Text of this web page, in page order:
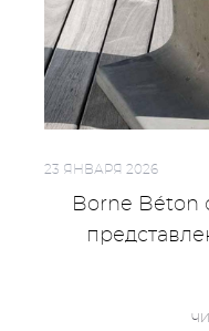
23 ЯНВАРЯ 2026
Borne Béton